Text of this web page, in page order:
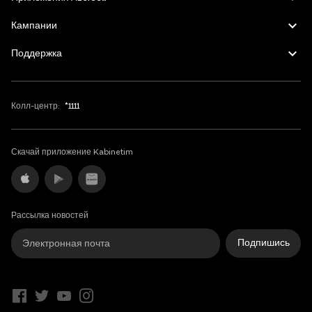
Кампании
Поддержка
Колл-центр: *1111
Скачай приложение Kabinetim
Рассылка новостей
Подпишись